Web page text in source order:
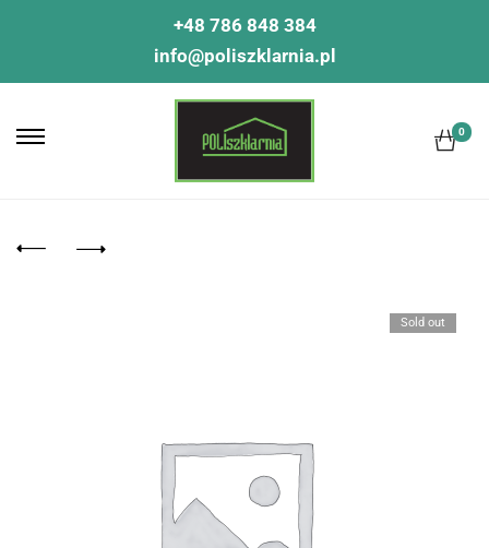
+48 786 848 384
info@poliszklarnia.pl
0
Sold out